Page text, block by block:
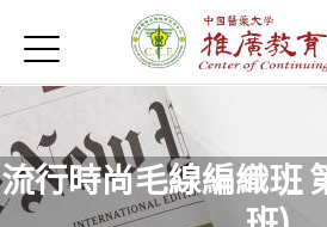
首頁
首頁
Open submenu (關於我們)
關於我們
最新消息
Jump to
Jump to Main
流行時尚毛線編織班